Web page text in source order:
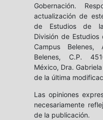
Gobernación.
actualización de
de Estudios de la
División de Estudios
Campus
Belenes, C.P.
México, Dra.
de la última
Las opiniones
necesariamente
de la publicación.